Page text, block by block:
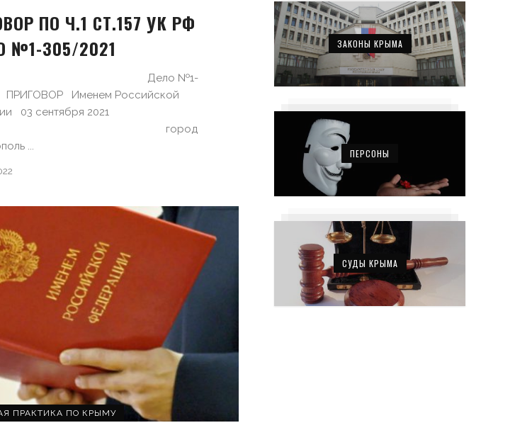
ПО Ч.1 СТ.157 УК РФ
№1-305/2021
№1-
ПРИГОВОР Именем Российской
03 сентября 2021
город
...
ПРАКТИКА ПО КРЫМУ
ЗАКОНЫ КРЫМА
ПЕРСОНЫ
СУДЫ КРЫМА